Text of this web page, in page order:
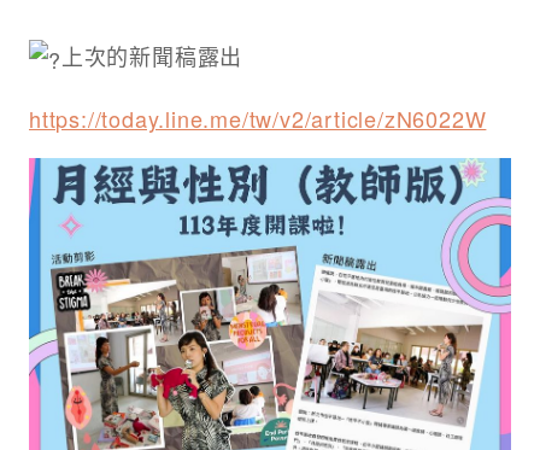
上次的新聞稿露出
https://today.line.me/tw/v2/article/zN6022W